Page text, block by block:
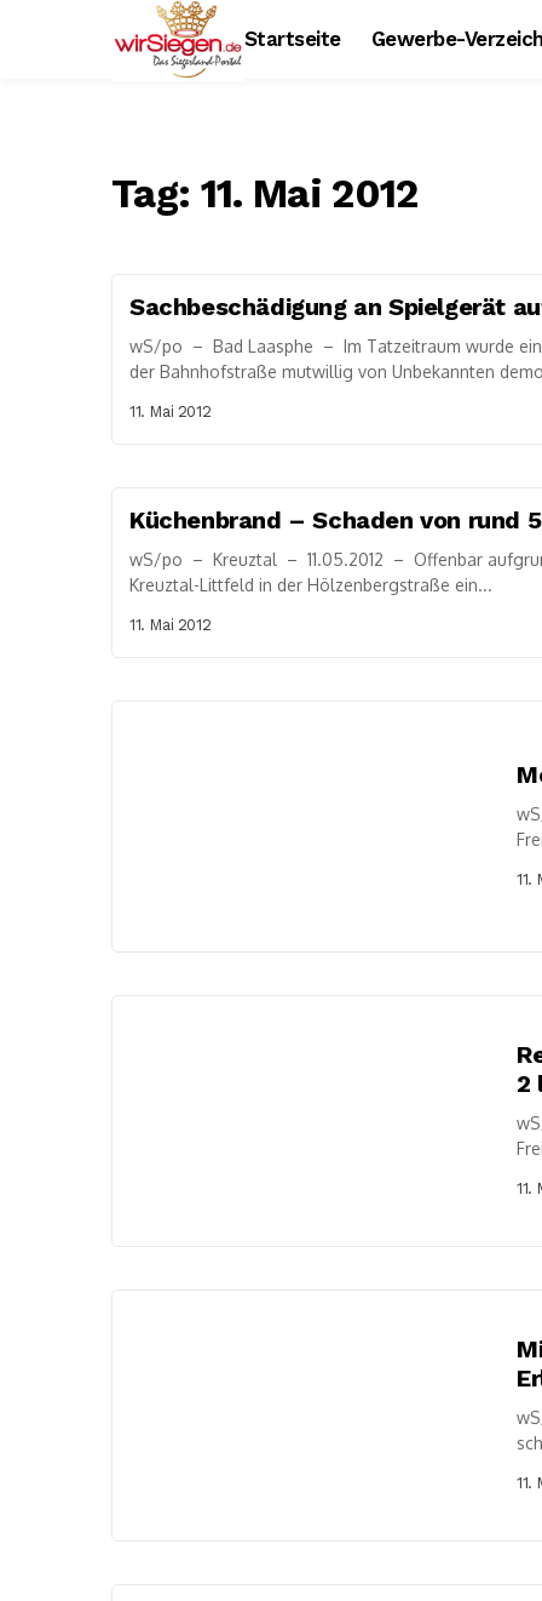
Startseite Gewerbe-
Tag: 11. Mai 2012
Sachbeschädigung an Spielgerät
wS/po – Bad Laasphe – Im Tatzeitraum wurde ein
der Bahnhofstraße mutwillig von Unbekannten
11. Mai 2012
Küchenbrand – Schaden von rund
wS/po – Kreuztal – 11.05.2012 – Offenbar
Kreuztal-Littfeld in der Hölzenbergstraße ein...
11. Mai 2012
11.
2
11.
11.